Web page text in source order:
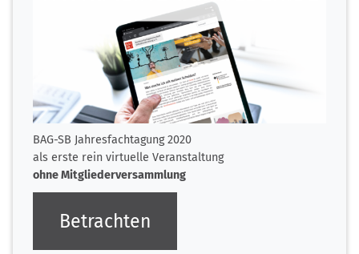
BAG-SB Jahresfachtagung 2020
als erste rein virtuelle Veranstaltung
ohne Mitgliederversammlung
Betrachten